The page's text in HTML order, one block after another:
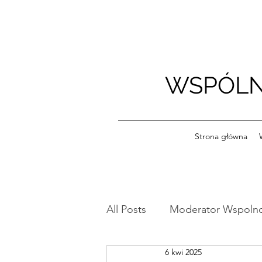
Strona główna
All Posts Moderator
Ogłoszenia6 kwi 2025